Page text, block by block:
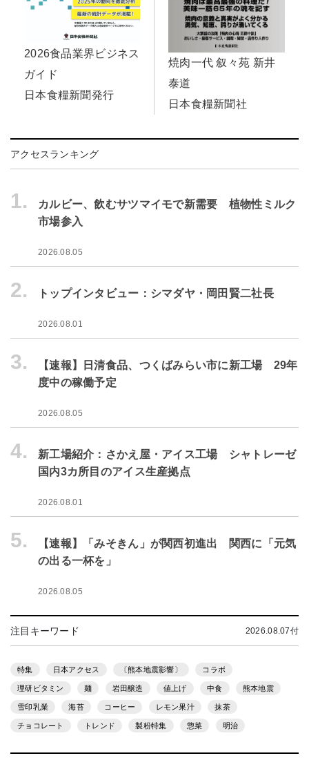
2026食品業界ビジネス
ガイド
日本食糧新聞発行
焼肉一代 叙々苑 新井
泰道
日本食糧新聞社
アクセスランキング
1.
カルビー、飲むサツマイモで新需要 植物性ミルク
市場参入
2026.08.05
2. トップインタビュー：シマダヤ・岡田賢二社長
2026.08.01
3.
【速報】日清食品、つくばみらい市に新工場 29年
度中の稼働予定
2026.08.05
4.
新工場紹介：さかえ屋・アイス工場 シャトレーゼ
国内3カ所目のアイス生産拠点
2026.08.01
5.
【速報】「みそきん」が関西初進出 関西に「元気
の出る一杯を」
2026.08.05
注目キーワード 2026.08.07付
特集 日本アクセス 〔熊本地震影響〕 コラボ
理研ビタミン 麺 岩田醸造 値上げ 中食 熊本地震
雪印乳業 海苔 コーヒー レモン果汁 抹茶
チョコレート トレンド 製粉特集 惣菜 明治